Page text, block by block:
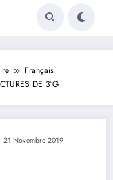
Français
DE 3°G
21 Novembre 2019